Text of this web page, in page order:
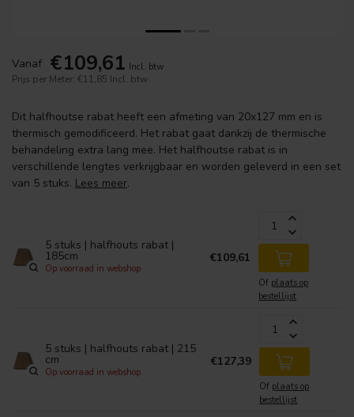
Vanaf €109,61 Incl. btw
Prijs per Meter: €11,85 Incl. btw
Dit halfhoutse rabat heeft een afmeting van 20x127 mm en is
thermisch gemodificeerd. Het rabat gaat dankzij de thermische
behandeling extra lang mee. Het halfhoutse rabat is in
verschillende lengtes verkrijgbaar en worden geleverd in een set
van 5 stuks. Lees meer.
5 stuks | halfhouts rabat |
185cm
Op voorraad in webshop
€109,61
Of plaats op
bestellijst
5 stuks | halfhouts rabat | 215
cm
Op voorraad in webshop
€127,39
Of plaats op
bestellijst